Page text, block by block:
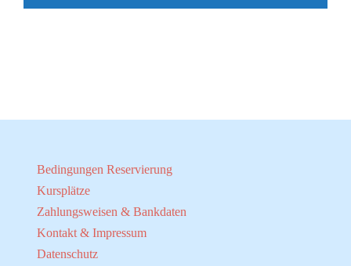
Bedingungen Reservierung
Kursplätze
Zahlungsweisen & Bankdaten
Kontakt & Impressum
Datenschutz